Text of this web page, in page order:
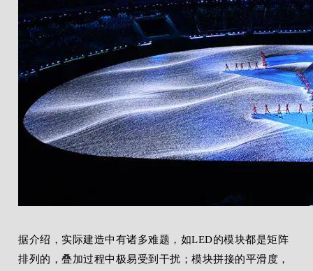
据介绍，实际建造中有诸多难题，如LED的模块都是矩阵
排列的，叠加过程中极易受到干扰；模块拼接的平滑度，